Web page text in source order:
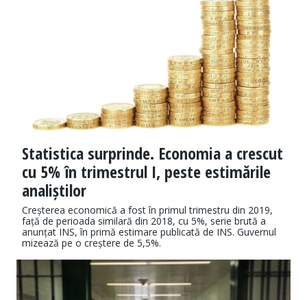
Statistica surprinde. Economia a crescut
cu 5% în trimestrul I, peste estimările
analiștilor
Creșterea economică a fost în primul trimestru din 2019,
față de perioada similară din 2018, cu 5%, serie brută a
anunțat INS, în primă estimare publicată de INS. Guvernul
mizează pe o creștere de 5,5%.